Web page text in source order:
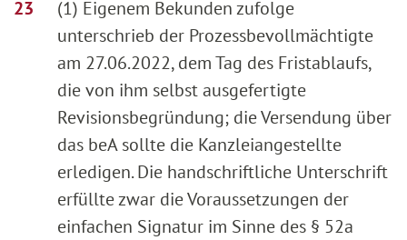
(1) Eigenem Bekunden zufolge
unterschrieb der Prozessbevollmächtigte
am 27.06.2022, dem Tag des Fristablaufs,
die von ihm selbst ausgefertigte
Revisionsbegründung; die Versendung über
das beA sollte die Kanzleiangestellte
erledigen. Die handschriftliche Unterschrift
erfüllte zwar die Voraussetzungen der
einfachen Signatur im Sinne des § 52a